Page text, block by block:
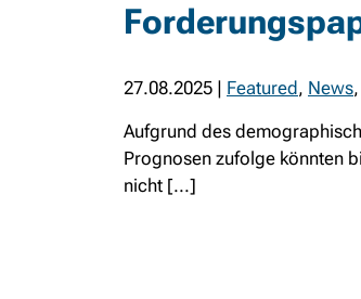
27.08.2025 | Featured, News,
Aufgrund des
Prognosen zufolge könnten
nicht [...]